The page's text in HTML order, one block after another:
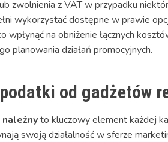
zwolnienia z VAT w przypadku
wykorzystać dostępne w prawie
wpłynąć na obniżenie łącznych
planowania działań promocyjnych.
od gadżetów
to kluczowy element każdej
swoją działalność w sferze